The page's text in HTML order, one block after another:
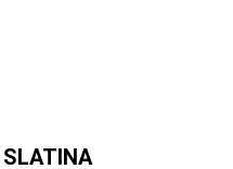
SLATINA